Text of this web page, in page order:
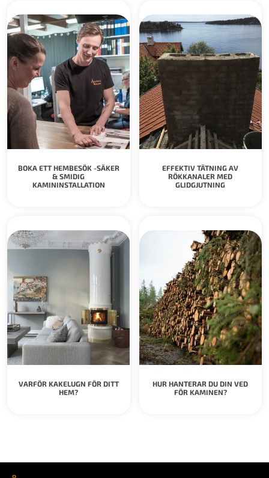
BOKA ETT HEMBESÖK -SÄKER
& SMIDIG
KAMININSTALLATION
EFFEKTIV TÄTNING AV
RÖKKANALER MED
GLIDGJUTNING
VARFÖR KAKELUGN FÖR DITT
HEM?
HUR HANTERAR DU DIN VED
FÖR KAMINEN?